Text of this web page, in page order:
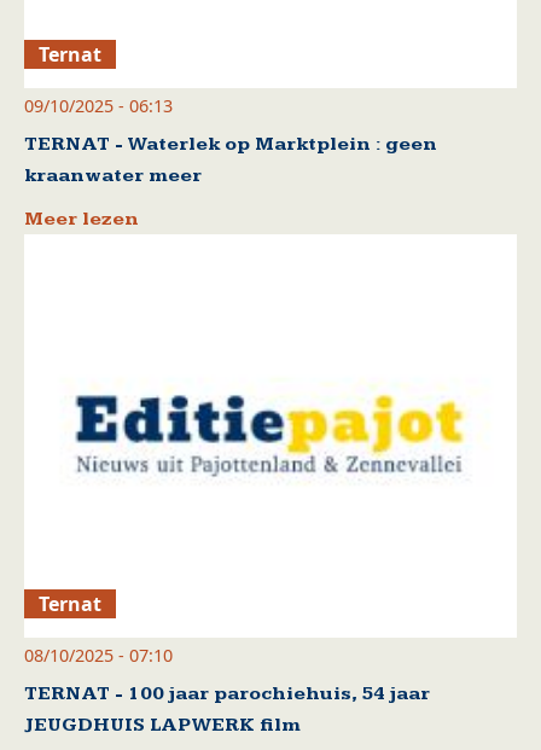
Ternat
09/10/2025 - 06:13
TERNAT - Waterlek op Marktplein : geen
kraanwater meer
Meer lezen
Ternat
08/10/2025 - 07:10
TERNAT - 100 jaar parochiehuis, 54 jaar
JEUGDHUIS LAPWERK film